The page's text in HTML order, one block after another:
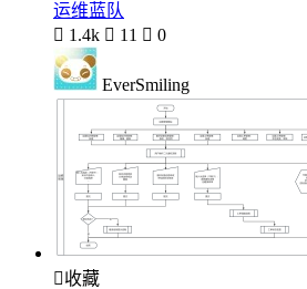
运维蓝队
 1.4k  11  0
EverSmiling
收藏